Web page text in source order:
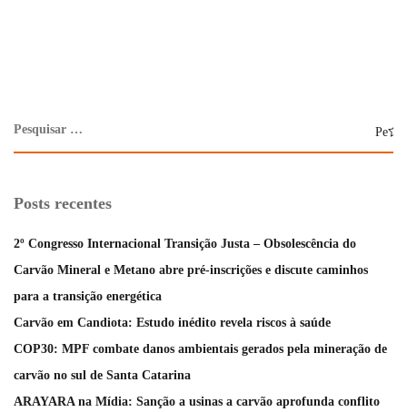
Posts recentes
2º Congresso Internacional Transição Justa – Obsolescência do
Carvão Mineral e Metano abre pré-inscrições e discute caminhos
para a transição energética
Carvão em Candiota: Estudo inédito revela riscos à saúde
COP30: MPF combate danos ambientais gerados pela mineração de
carvão no sul de Santa Catarina
ARAYARA na Mídia: Sanção a usinas a carvão aprofunda conflito